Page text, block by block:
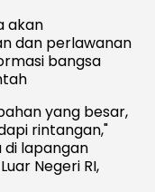
akan
dan perlawanan
bangsa
yang besar,
rintangan,"
lapangan
Negeri RI,